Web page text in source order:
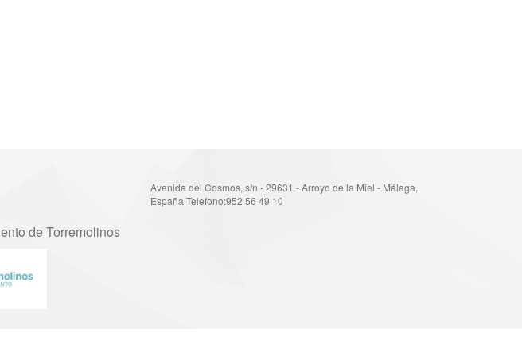
Avenida del Cosmos, s/n - 29631 - Arroyo de la Miel - Málaga,
España Telefono:952 56 49 10
de Torremolinos